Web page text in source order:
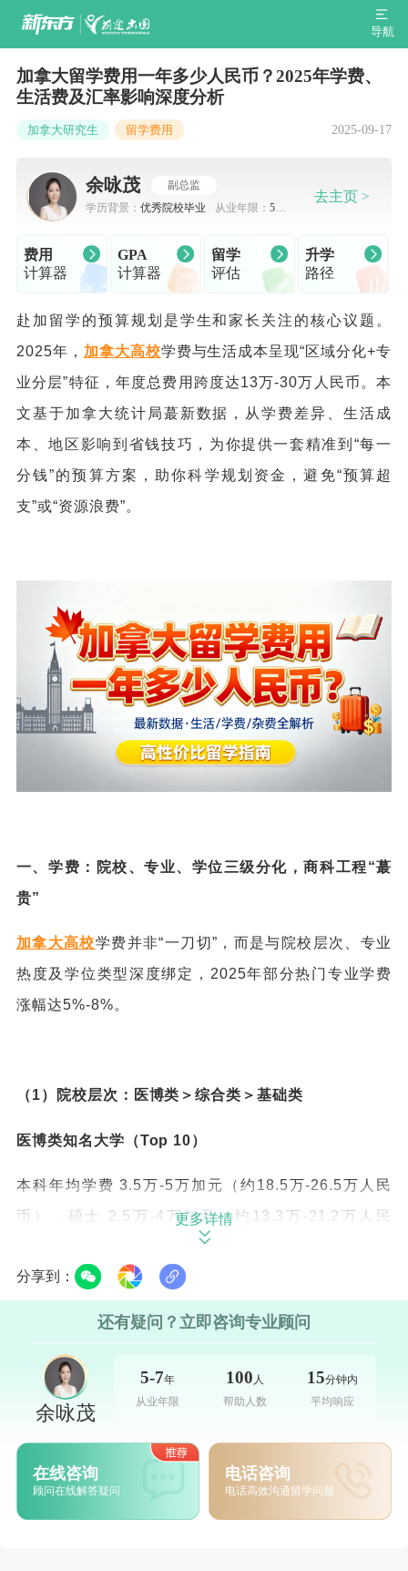
导航
加拿大留学费用一年多少人民币？2025年学费、
生活费及汇率影响深度分析
加拿大研究生 留学费用 2025-09-17
余咏茂
副总监
学历背景： 优秀院校毕业 从业年限： 5-7
去主页 >
费用
计算器
GPA
计算器
留学
评估
升学
路径
赴加留学的预算规划是学生和家长关注的核心议题。
2025年， 加拿大高校学费与生活成本呈现“区域分化+专
业分层”特征，年度总费用跨度达13万-30万人民币。本
文基于加拿大统计局蕞新数据，从学费差异、生活成
本、地区影响到省钱技巧，为你提供一套精准到“每一
分钱”的预算方案，助你科学规划资金，避免“预算超
支”或“资源浪费”。
一、学费：院校、专业、学位三级分化，商科工程“蕞
贵”
加拿大高校学费并非“一刀切”，而是与院校层次、专业
热度及学位类型深度绑定，2025年部分热门专业学费
涨幅达5%-8%。
（1）院校层次：医博类＞综合类＞基础类
医博类知名大学（Top 10）
本科年均学费 3.5万-5万加元（约18.5万-26.5万人民
币），硕士 2.5万-4万加元（约13.3万-21.2万人民
币），计算机硕士4.2万加元/年（约22.3万人民币）；
UBC：工程本科4.5万加元/年（约23.9万人民币），医
学相关硕士5万加元/年（约26.5万人民币，含实验室费
用）。
更多详情
分享到：
还有疑问？立即咨询专业顾问
余咏茂
5-7年
从业年限
100 人
帮助人数
15分钟内
平均响应
在线咨询
顾问在线解答疑问
电话咨询
电话高效沟通留学问题